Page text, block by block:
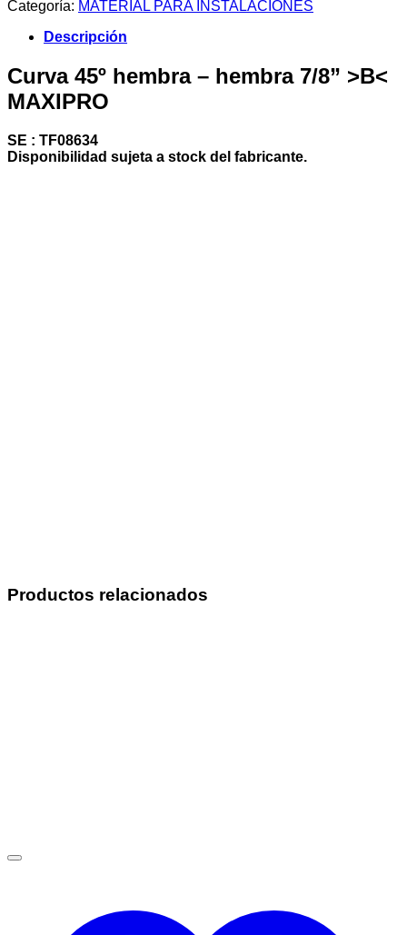
-
hembra
7/8”
MAXIPRO
cantidad
Categoría: MATERIAL PARA INSTALACIONES
Descripción
Curva 45º hembra – hembra 7/8” >B<
MAXIPRO
SE : TF08634
Disponibilidad sujeta a stock del fabricante.
Productos relacionados